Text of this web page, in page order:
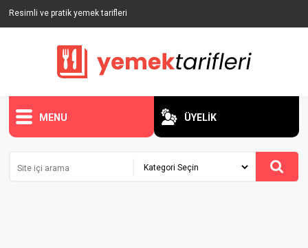
Resimli ve pratik yemek tarifleri
MENU ÜYELİK